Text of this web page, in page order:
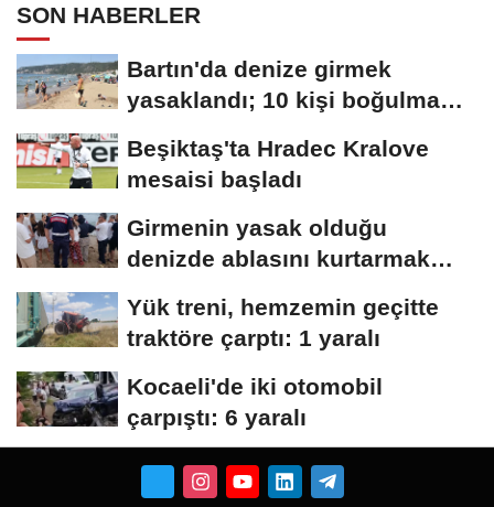
SON HABERLER
Bartın'da denize girmek
yasaklandı; 10 kişi boğulma
Beşiktaş'ta Hradec Kralove
mesaisi başladı
Girmenin yasak olduğu
denizde ablasını kurtarmak
Yük treni, hemzemin geçitte
traktöre çarptı: 1 yaralı
Kocaeli'de iki otomobil
çarpıştı: 6 yaralı